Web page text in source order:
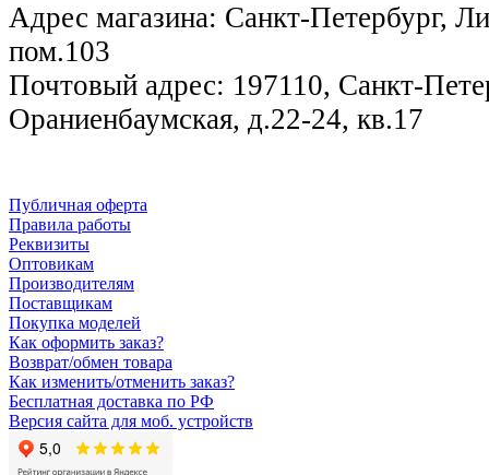
Адрес магазина: Санкт-Петербург,
пом.103
Почтовый адрес: 197110, Санкт-
Ораниенбаумская, д.22-24, кв.17
Публичная оферта
Правила работы
Реквизиты
Оптовикам
Производителям
Поставщикам
Покупка моделей
Как оформить заказ?
Возврат/обмен товара
Как изменить/отменить заказ?
Бесплатная доставка по РФ
Версия сайта для моб. устройств